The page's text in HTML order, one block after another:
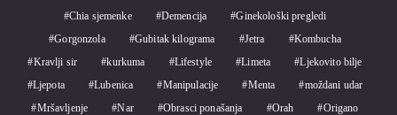
Chia sjemenke
Demencija
Ginekološki pregledi
Gorgonzola
Gubitak kilograma Jetra
Kombucha
Kravlji sir
kurkuma Lifestyle Limeta
Ljekovito bilje
Ljepota
Lubenica Manipulacije Menta
moždani udar
Mršavljenje
Nar Obrasci ponašanja Orah
Origano